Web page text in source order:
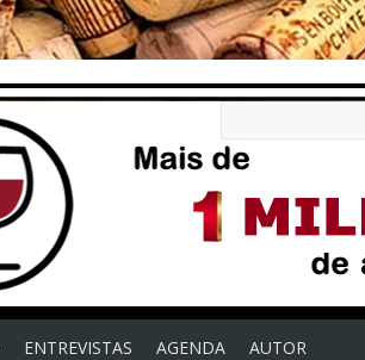
ENTREVISTAS AGENDA AUTOR